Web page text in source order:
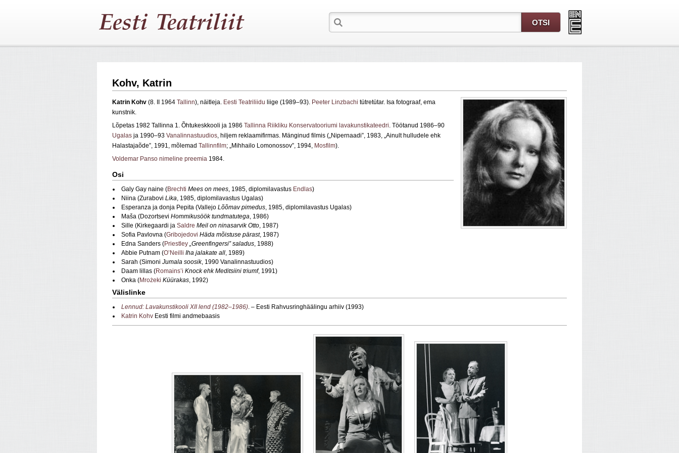
Kohv, Katrin
Katrin Kohv (8. II 1964 Tallinn), näitleja. Eesti Teatriliidu liige (1989–93). Peeter Linzbachi tütretütar. Isa fotograaf, ema
kunstnik.
Lõpetas 1982 Tallinna 1. Õhtukeskkooli ja 1986 Tallinna Riikliku Konservatooriumi lavakunstikateedri. Töötanud 1986–90
Ugalas ja 1990–93 Vanalinnastuudios, hiljem reklaamifirmas. Mänginud filmis („Nipernaadi”, 1983, „Ainult hulludele ehk
Halastajaõde”, 1991, mõlemad Tallinnfilm; „Mihhailo Lomonossov”, 1994, Mosfilm).
Voldemar Panso nimeline preemia 1984.
Osi
Galy Gay naine (Brechti Mees on mees, 1985, diplomilavastus Endlas)
Niina (Zurabovi Lika, 1985, diplomilavastus Ugalas)
Esperanza ja donja Pepita (Vallejo Lõõmav pimedus, 1985, diplomilavastus Ugalas)
Maša (Dozortsevi Hommikusöök tundmatutega, 1986)
Sille (Kirkegaardi ja Saldre Meil on ninasarvik Otto, 1987)
Sofia Pavlovna (Gribojedovi Häda mõistuse pärast, 1987)
Edna Sanders (Priestley „Greenfingersi” saladus, 1988)
Abbie Putnam (O’Neilli Iha jalakate all, 1989)
Sarah (Simoni Jumala soosik, 1990 Vanalinnastuudios)
Daam lillas (Romains’i Knock ehk Meditsiini triumf, 1991)
Onka (Mrożeki Küürakas, 1992)
Välislinke
Lennud: Lavakunstikooli XII lend (1982–1986). – Eesti Rahvusringhäälingu arhiiv (1993)
Katrin Kohv Eesti filmi andmebaasis